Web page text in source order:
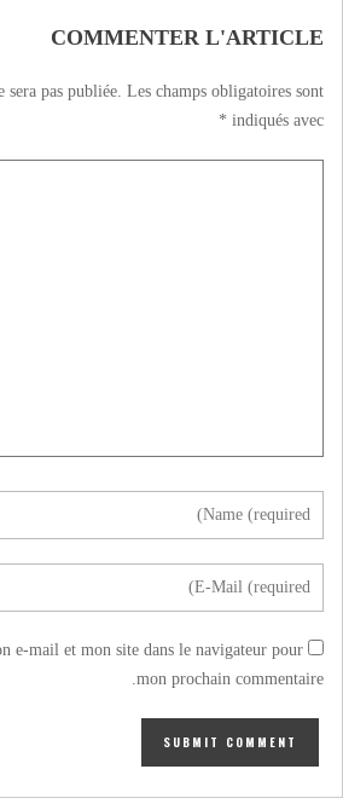
COMMENTER L'ARTICLE
sera pas publiée. Les champs obligatoires sont
indiqués avec
*
e-mail et mon site dans le navigateur pour
mon prochain commentaire.